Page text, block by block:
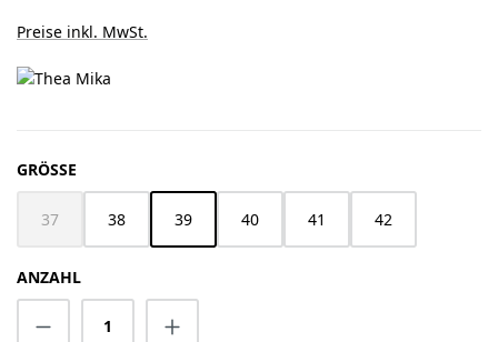
Preise inkl. MwSt.
GRÖSSE
37
(Diese Option ist zurzeit nicht verfügbar.)
38 39 40 41 42
ANZAHL
Produkt Anzahl: Gib den gewünschten